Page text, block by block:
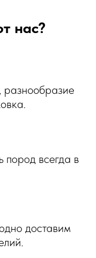
нас?
разнообразие
пород всегда в
доставим